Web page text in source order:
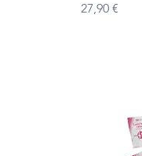
Cena
27,90 €